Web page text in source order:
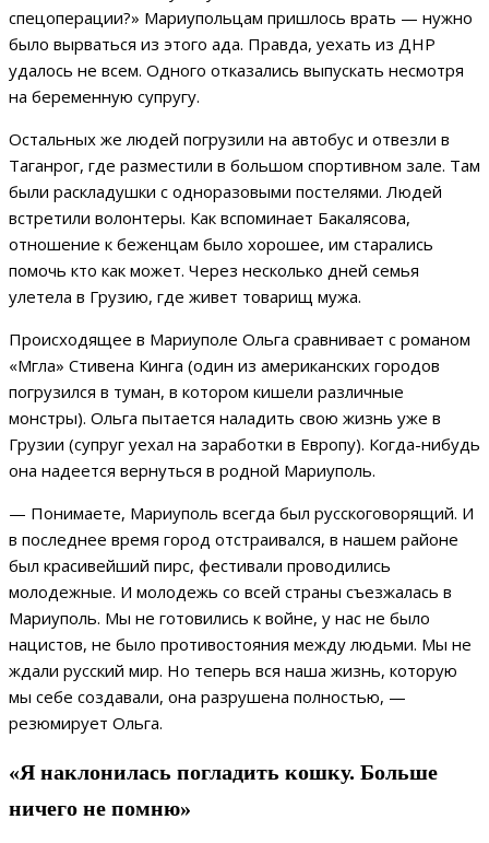
спецоперации?» Мариупольцам пришлось врать — нужно
было вырваться из этого ада. Правда, уехать из ДНР
удалось не всем. Одного отказались выпускать несмотря
на беременную супругу.
Остальных же людей погрузили на автобус и отвезли в
Таганрог, где разместили в большом спортивном зале. Там
были раскладушки с одноразовыми постелями. Людей
встретили волонтеры. Как вспоминает Бакалясова,
отношение к беженцам было хорошее, им старались
помочь кто как может. Через несколько дней семья
улетела в Грузию, где живет товарищ мужа.
Происходящее в Мариуполе Ольга сравнивает с романом
«Мгла» Стивена Кинга (один из американских городов
погрузился в туман, в котором кишели различные
монстры). Ольга пытается наладить свою жизнь уже в
Грузии (супруг уехал на заработки в Европу). Когда-нибудь
она надеется вернуться в родной Мариуполь.
— Понимаете, Мариуполь всегда был русскоговорящий. И
в последнее время город отстраивался, в нашем районе
был красивейший пирс, фестивали проводились
молодежные. И молодежь со всей страны съезжалась в
Мариуполь. Мы не готовились к войне, у нас не было
нацистов, не было противостояния между людьми. Мы не
ждали русский мир. Но теперь вся наша жизнь, которую
мы себе создавали, она разрушена полностью, —
резюмирует Ольга.
«Я наклонилась погладить кошку. Больше
ничего не помню»